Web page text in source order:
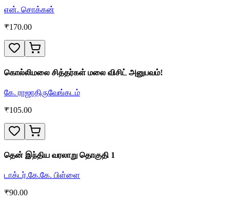
என். சொக்கன்
₹170.00
கொல்லிமலை சித்தர்கள் மலை விசிட் அனுபவம்!
கே. ராஜாதிருவேங்கடம்
₹105.00
தென் இந்திய வரலாறு தொகுதி 1
டாக்டர்.கே.கே. பிள்ளை
₹90.00